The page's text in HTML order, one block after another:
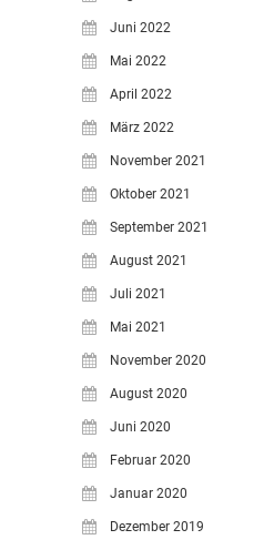
Juni 2022
Mai 2022
April 2022
März 2022
November 2021
Oktober 2021
September 2021
August 2021
Juli 2021
Mai 2021
November 2020
August 2020
Juni 2020
Februar 2020
Januar 2020
Dezember 2019